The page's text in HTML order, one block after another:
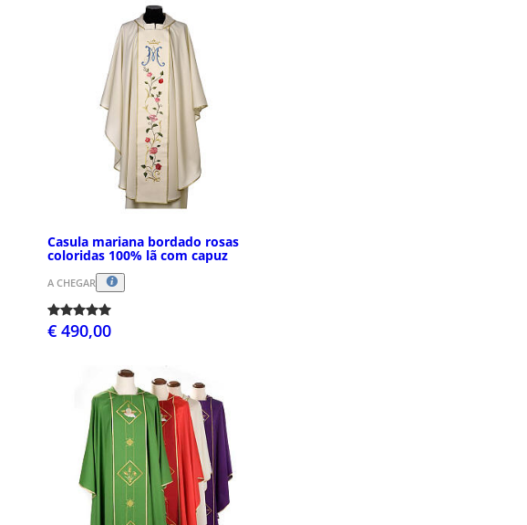
Casula mariana bordado rosas
coloridas 100% lã com capuz
A CHEGAR
€ 490,00